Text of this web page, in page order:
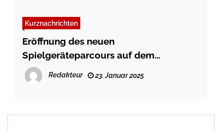
Kurznachrichten
Eröffnung des neuen
Spielgeräteparcours auf dem
ehemaligen Hertie-Gelände
Redakteur 23. Januar 2025